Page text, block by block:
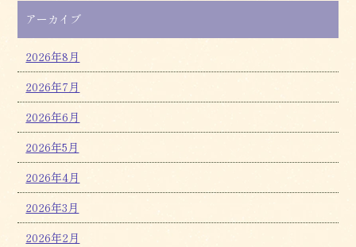
アーカイブ
2026年8月
2026年7月
2026年6月
2026年5月
2026年4月
2026年3月
2026年2月